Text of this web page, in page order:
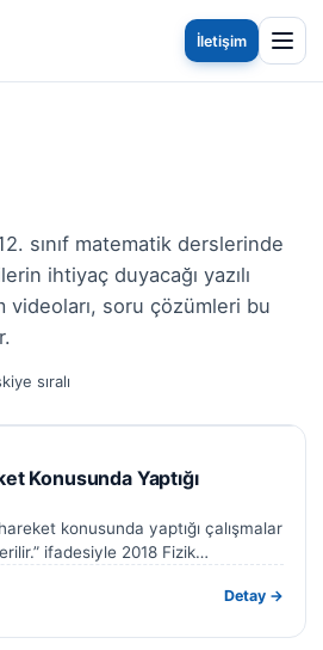
İletişim
sınıf matematik derslerinde
ihtiyaç duyacağı yazılı
videoları, soru çözümleri bu
sıralı
Konusunda Yaptığı
konusunda yaptığı çalışmalar
ifadesiyle 2018 Fizik
Detay →